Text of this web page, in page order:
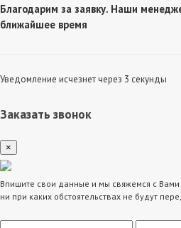
Благодарим за заявку. Наши
ближайшее время
Уведомление исчезнет через 3 секунды
Заказать звонок
×
Впишите свои данные и мы свяжемся с
ни при каких обстоятельствах не будут